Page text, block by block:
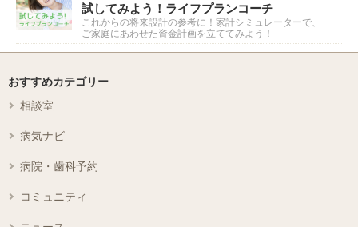
試してみよう！ライフプランコーチ
これからの将来設計の参考に！家計シミュレーターで、
ご家庭にあわせた資金計画を立ててみよう！
おすすめカテゴリー
相談室
病気ナビ
病院・歯科予約
コミュニティ